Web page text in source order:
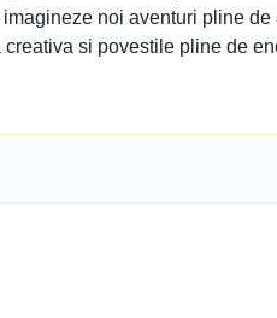
noi aventuri pline
si povestile pline de